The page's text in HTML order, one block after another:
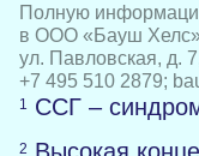
Полную
в ООО «Бауш
ул. Павловская, д.
+7 495 510 2879;
1 ССГ –
2